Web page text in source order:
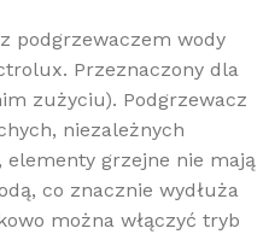
podgrzewaczem wody
Przeznaczony dla
zużyciu). Podgrzewacz
niezależnych
elementy grzejne nie mają
co znacznie wydłuża
można włączyć tryb